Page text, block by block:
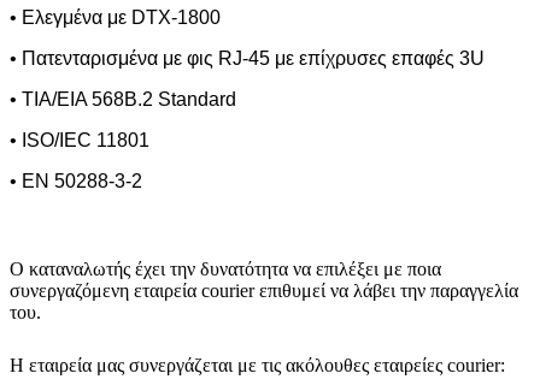
• Ελεγμένα με DTX-1800
• Πατενταρισμένα με φις RJ-45 με επίχρυσες επαφές 3U
• TIA/EIA 568B.2 Standard
• ISO/IEC 11801
• EN 50288-3-2
Ο καταναλωτής έχει την δυνατότητα να επιλέξει με ποια
συνεργαζόμενη εταιρεία courier επιθυμεί να λάβει την παραγγελία
του.
Η εταιρεία μας συνεργάζεται με τις ακόλουθες εταιρείες courier: